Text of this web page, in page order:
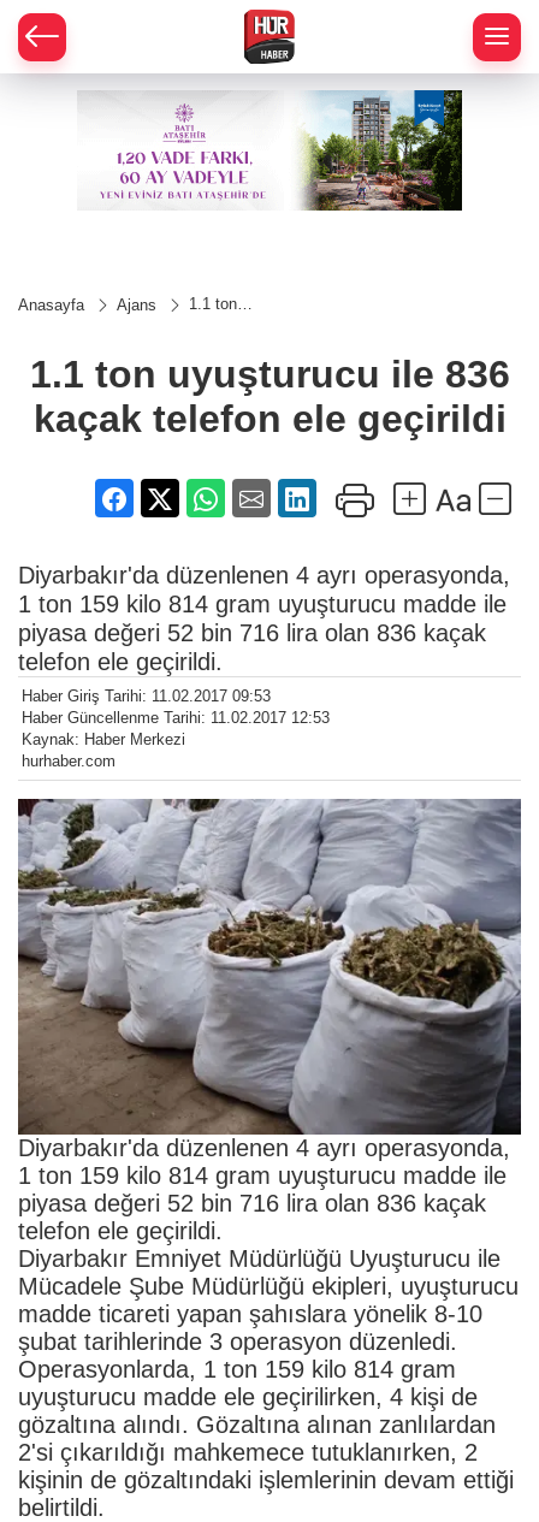
Anasayfa Ajans
1.1 ton
telefon ele
geçirildi
1.1 ton uyuşturucu ile 836
kaçak telefon ele geçirildi
Diyarbakır'da düzenlenen 4 ayrı operasyonda,
1 ton 159 kilo 814 gram uyuşturucu madde ile
piyasa değeri 52 bin 716 lira olan 836 kaçak
telefon ele geçirildi.
Haber Giriş Tarihi: 11.02.2017 09:53
Haber Güncellenme Tarihi: 11.02.2017 12:53
Kaynak: Haber Merkezi
hurhaber.com
Diyarbakır'da düzenlenen 4 ayrı operasyonda,
1 ton 159 kilo 814 gram uyuşturucu madde ile
piyasa değeri 52 bin 716 lira olan 836 kaçak
telefon ele geçirildi.
Diyarbakır Emniyet Müdürlüğü Uyuşturucu ile
Mücadele Şube Müdürlüğü ekipleri, uyuşturucu
madde ticareti yapan şahıslara yönelik 8-10
şubat tarihlerinde 3 operasyon düzenledi.
Operasyonlarda, 1 ton 159 kilo 814 gram
uyuşturucu madde ele geçirilirken, 4 kişi de
gözaltına alındı. Gözaltına alınan zanlılardan
2'si çıkarıldığı mahkemece tutuklanırken, 2
kişinin de gözaltındaki işlemlerinin devam ettiği
belirtildi.